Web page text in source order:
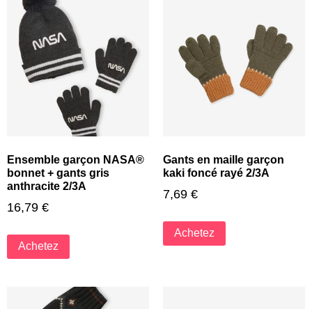
Ensemble garçon NASA®
bonnet + gants gris
anthracite 2/3A
16,79 €
Achetez
Gants en maille garçon
kaki foncé rayé 2/3A
7,69 €
Achetez